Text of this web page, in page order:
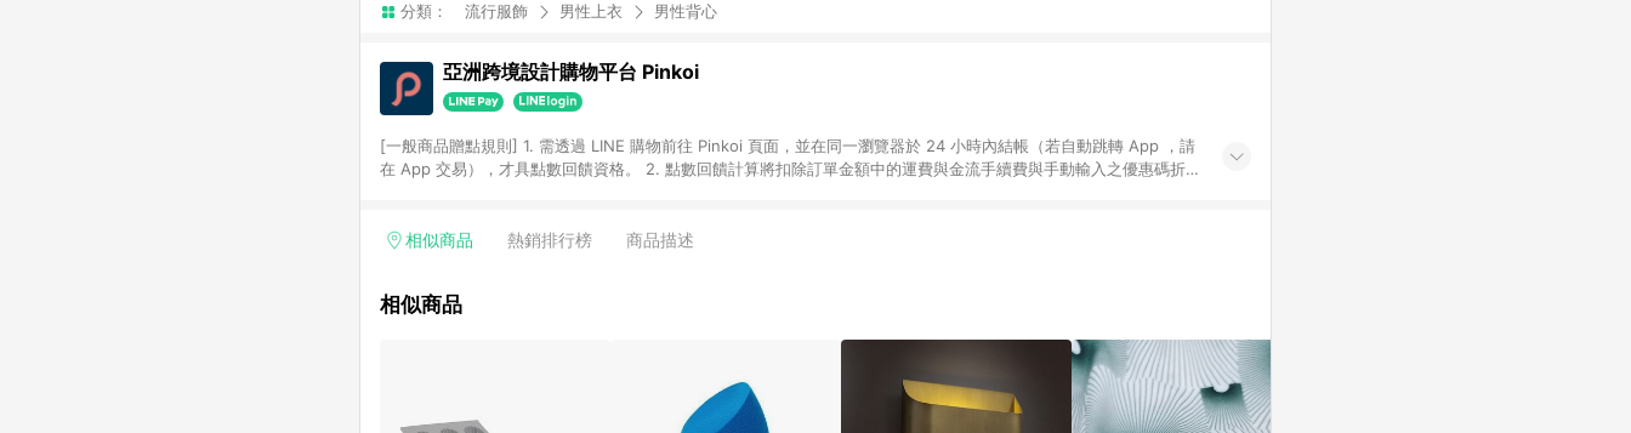
分類： 流行服飾 男性上衣 男性背心
亞洲跨境設計購物平台 Pinkoi
[一般商品贈點規則] 1. 需透過 LINE 購物前往 Pinkoi 頁面，並在同一瀏覽器於 24 小時內結帳（若自動跳轉 App ，請
在 App 交易），才具點數回饋資格。 2. 點數回饋計算將扣除訂單金額中的運費與金流手續費與手動輸入之優惠碼折
格，部分退款不在此限。 6. APP 請更新至Android v4.6.0 / iOS v4.1.5 以上才具贈點資格。 7. 點數將於出貨後 45 天
使用規則請以點數紅包活動說明為準。 11. 若於 LINE 購物前往 Pinkoi 頁面後才首次下載 Pinkoi APP 並完成訂單，不
相似商品 熱銷排行榜 商品描述
相似商品